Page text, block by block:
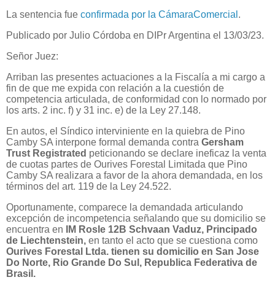
La sentencia fue confirmada por la CámaraComercial .
Publicado por Julio Córdoba en DIPr Argentina el 13/03/23.
Señor Juez:
Arriban las presentes actuaciones a la Fiscalía a mi cargo a
fin de que me expida con relación a la cuestión de
competencia articulada, de conformidad con lo normado por
los arts. 2 inc. f) y 31 inc. e) de la Ley 27.148.
En autos, el Síndico interviniente en la quiebra de Pino
Camby SA interpone formal demanda contra Gersham
Trust Registrated peticionando se declare ineficaz la venta
de cuotas partes de Ourives Forestal Limitada que Pino
Camby SA realizara a favor de la ahora demandada, en los
términos del art. 119 de la Ley 24.522.
Oportunamente, comparece la demandada articulando
excepción de incompetencia señalando que su domicilio se
encuentra en
IM Rosle 12B Schvaan Vaduz, Principado
de Liechtenstein, en tanto el acto que se cuestiona como
Ourives Forestal Ltda. tienen su domicilio en San Jose
Do Norte, Rio Grande Do Sul, Republica Federativa de
Brasil.